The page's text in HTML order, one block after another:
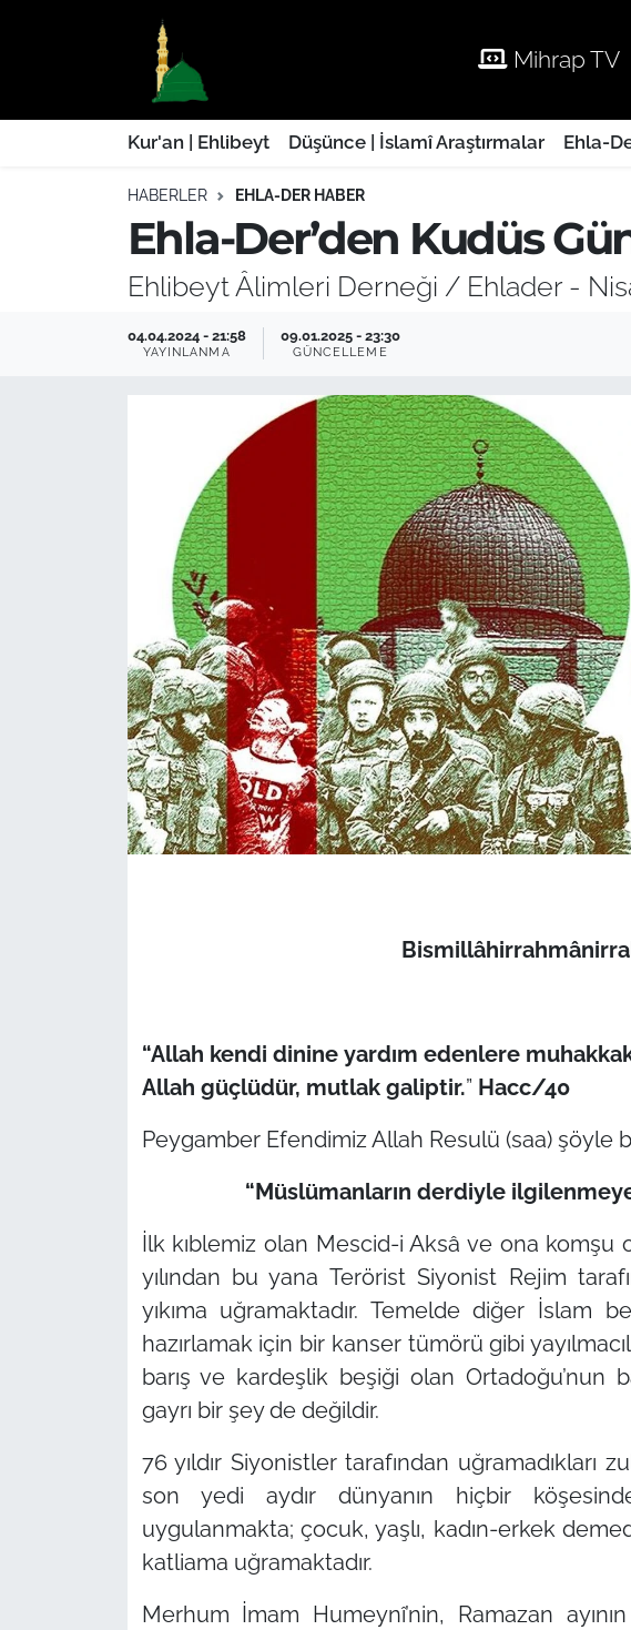
Mihrap TV
Kur'an | Ehlibeyt Düşünce | İslamî Araştırmalar Ehla-
HABERLER EHLA-DER HABER
Ehla-Der’den Kudüs
Ehlibeyt Âlimleri Derneği / Ehlader -
04.04.2024 - 21:58
YAYINLANMA
09.01.2025 - 23:30
GÜNCELLEME
“Allah kendi dinine yardım edenlere
Allah güçlüdür, mutlak galiptir.” Hacc/40
Peygamber Efendimiz Allah Resulü (saa) şöyle
“Müslümanların derdiyle
İlk kıblemiz olan Mescid-i Aksâ ve ona komşu
yılından bu yana Terörist Siyonist Rejim
yıkıma uğramaktadır. Temelde diğer İslam
hazırlamak için bir kanser tümörü gibi
barış ve kardeşlik beşiği olan Ortadoğu’nun
gayrı bir şey de değildir.
76 yıldır Siyonistler tarafından uğramadıkları
son yedi aydır dünyanın hiçbir
uygulanmakta; çocuk, yaşlı, kadın-erkek
katliama uğramaktadır.
Merhum İmam Humeynî’nin, Ramazan
Kur'an | Ehlibeyt
Düşünce | İslamî Araştırmalar
Ehla-Der Haber
Yaşam | Aile&GNÇ
Nöbetçi Eczaneler
Hava Durumu
Trafik Durumu
Süper Lig Puan Durumu ve Fikstür